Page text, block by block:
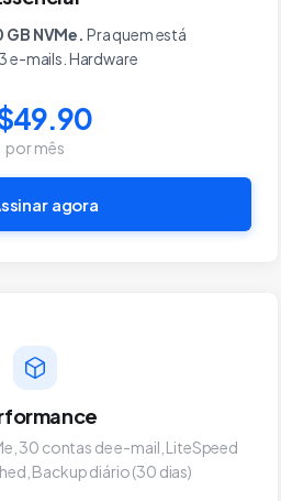
GB NVMe. Pra quem está
e-mails. Hardware
por mês
agora
30 contas de e-mail, LiteSpeed
Backup diário (30 dias)